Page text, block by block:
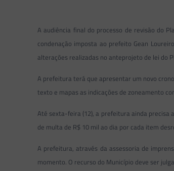
A audiência final do processo de revisão do
condenação imposta ao prefeito Gean
alterações realizadas no anteprojeto de lei do
A prefeitura terá que apresentar um novo
texto e mapas as indicações de zoneamento
Até sexta-feira (12), a prefeitura ainda precisa
de multa de R$ 10 mil ao dia por cada item
A prefeitura, através da assessoria de
momento. O recurso do Município deve ser